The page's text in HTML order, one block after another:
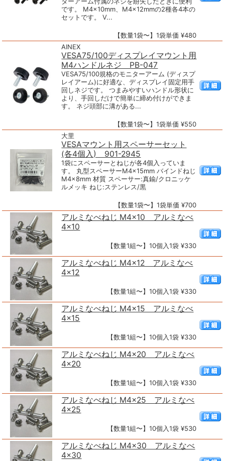
です。 M4×10mm、M4×12mmの2種各4本の
セットです。 V...
【数量1袋〜】1袋単価 ¥480
AINEX
VESA75/100ディスプレイマウント用
M4ハンドルネジ PB-047
VESA75/100規格のモニターアーム (ディスプ
レイアーム)に好適な、ディスプレイ固定用手
回しネジです。 つまみやすいハンドル形状に
より、手回しだけで簡単に締め付けができま
す。 ネジ頭部に溝がある...
【数量1袋〜】1袋単価 ¥550
大里
VESAマウント用スペーサーセット
(各4個入) 901-2945
1袋にスペーサーとねじが各4個入っていま
す。 丸型スペーサーM4×15mm バインドねじ
M4×8mm 材質 スペーサー:真鍮/クロニッケ
ルメッキ ねじ:ステンレス/黒
【数量1袋〜】1袋単価 ¥700
アルミなべねじ M4×10 アルミなべ
4×10
【数量1組〜】10個入1袋 ¥330
アルミなべねじ M4×12 アルミなべ
4×12
【数量1組〜】10個入1袋 ¥330
アルミなべねじ M4×15 アルミなべ
4×15
【数量1組〜】10個入1袋 ¥330
アルミなべねじ M4×20 アルミなべ
4×20
【数量1組〜】10個入1袋 ¥330
アルミなべねじ M4×25 アルミなべ
4×25
【数量1組〜】10個入1袋 ¥530
アルミなべねじ M4×30 アルミなべ
4×30